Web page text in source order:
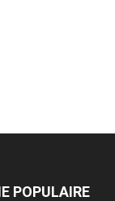
POPULAIRE